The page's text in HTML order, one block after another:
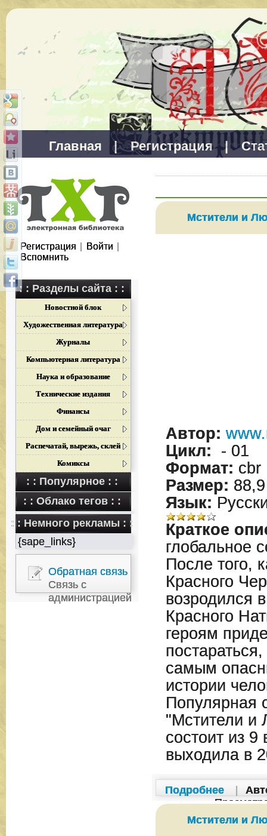
Главная | Регистрация |
Регистрация Войти
Вспомнить
: : Разделы сайта : :
Новостной блок
Художественная литература
Журналы
Компьютерная литература
Наука и образование
Технические издания
Финансы
Дом и семейный очаг
Распечатай, вырежь, склей
Комиксы
: : Популярное : :
: : Облако тегов : :
: : Немного рекламы : :
{sape_links}
Обратная связь
Связь с
администрацией
Мстители и
Автор:
Цикл: - 01
Формат: cbr
Размер:
Язык:
Краткое
глобальное
После того,
Красного
возродился
Красного
героям
самым
истории
Популярная
"Мстители и
состоит из 9
выходила в
Подробнее
Мстители и